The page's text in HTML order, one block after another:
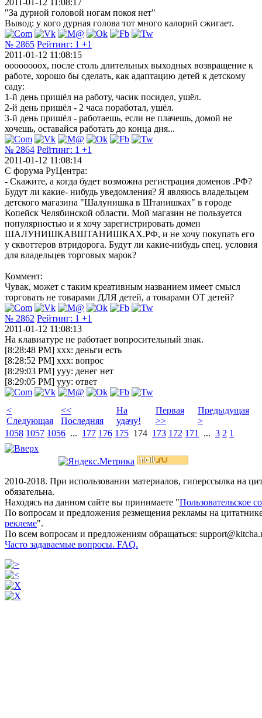
"За дурной головой ногам покоя нет"
Вывод: у кого дурная голова тот много калорий сжигает.
№ 2865 Рейтинг: 1 +1
2011-01-12 11:08:15
оооооооох, после столь длительных выходных возвращение к
работе, хорошо бы сделать, как адаптацию детей к детскому
саду:
1-й день пришёл на работу, часик посидел, ушёл.
2-й день пришёл - 2 часа поработал, ушёл.
3-й день пришёл - работаешь, если не плачешь, домой не
хочешь, оставайся работать до конца дня...
№ 2864 Рейтинг: 1 +1
2011-01-12 11:08:14
C форума РуЦентра:
- Скажите, а когда будет возможна регистрация доменов .РФ?
Будут ли какие- нибудь уведомления? Я являюсь владельцем
детского магазина "Шалунишка в Штанишках" в городе
Копейск Челябинской области. Мой магазин не пользуется
популярностью и я хочу зарегистрировать домен
ШАЛУНИШКАВШТАНИШКАХ.РФ, и не хочу покупать его
у сквоттеров втридорога. Будут ли какие-нибудь спец. условия
для владельцев торговых марок?
Коммент:
Чувак, может с таким креативным названием имеет смысл
торговать не товарами ДЛЯ детей, а товарами ОТ детей?
№ 2862 Рейтинг: 1 +1
2011-01-12 11:08:13
На клавиатуре не работает вопросительный знак.
[8:28:48 PM] xxx: деньги есть
[8:28:52 PM] xxx: вопрос
[8:29:03 PM] yyy: денег нет
[8:29:05 PM] yyy: ответ
<
Следующая
<<
Последняя
На
удачу!
Первая
>>
Предыдущая
>
1058 1057 1056 ... 177 176 175 174 173 172 171 ... 3 2 1
2010-2018. При использовании материалов, гиперссылка на
обязательна.
Находясь на данном сайте вы принимаете "Пользовательское
По вопросам и предложения резмещения рекламы на
реклеме".
По всем вопросам и предложениям обращаться:
Часто задаваемые вопросы. FAQ.